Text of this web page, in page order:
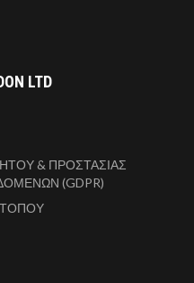
LTD
& ΠΡΟΣΤΑΣΙΑΣ
(GDPR)